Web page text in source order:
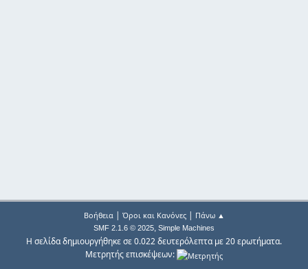
Βοήθεια| Όροι και Κανόνες| Πάνω ▲
SMF 2.1.6 © 2025, Simple Machines
Η σελίδα δημιουργήθηκε σε 0.022 δευτερόλεπτα με 20 ερωτήματα.
Μετρητής επισκέψεων: